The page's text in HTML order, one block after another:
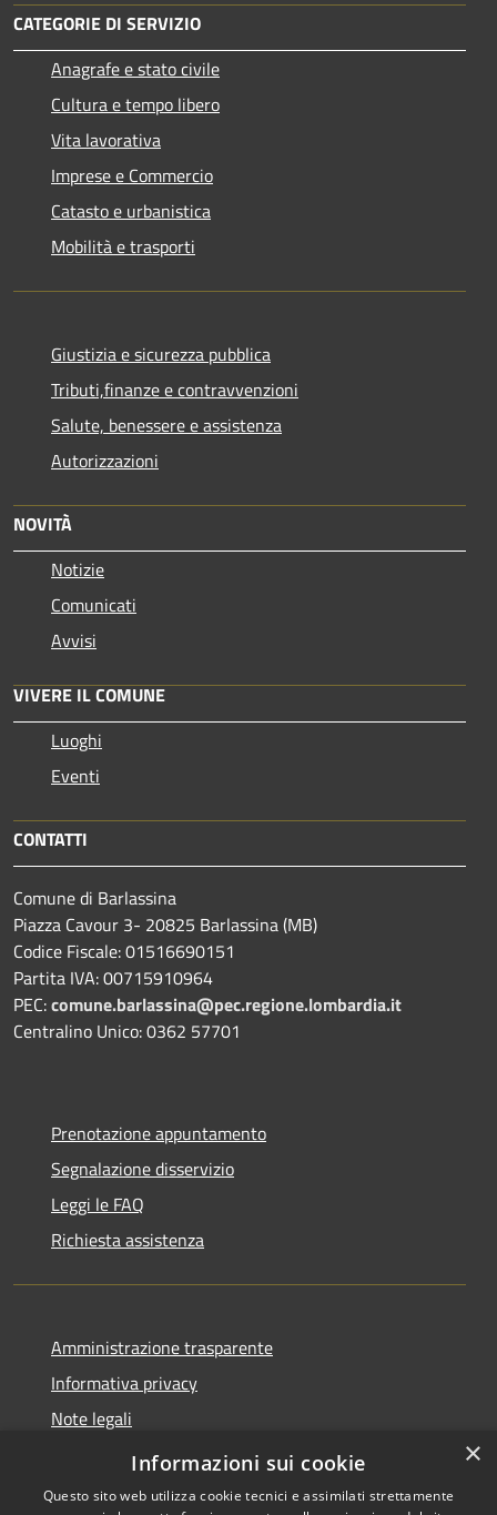
CATEGORIE DI SERVIZIO
Anagrafe e stato civile
Cultura e tempo libero
Vita lavorativa
Imprese e Commercio
Catasto e urbanistica
Mobilità e trasporti
Giustizia e sicurezza pubblica
Tributi,finanze e contravvenzioni
Salute, benessere e assistenza
Autorizzazioni
NOVITÀ
Notizie
Comunicati
Avvisi
VIVERE IL COMUNE
Luoghi
Eventi
CONTATTI
Comune di Barlassina
Piazza Cavour 3- 20825 Barlassina (MB)
Codice Fiscale: 01516690151
Partita IVA: 00715910964
PEC:comune.barlassina@pec.regione.lombardia.it
Centralino Unico: 0362 57701
Prenotazione appuntamento
Segnalazione disservizio
Leggi le FAQ
Richiesta assistenza
Amministrazione trasparente
Informativa privacy
Note legali
Dichiarazione di accessibilità
×
Informazioni sui cookie
Questo sito web utilizza cookie tecnici e assimilati strettamente